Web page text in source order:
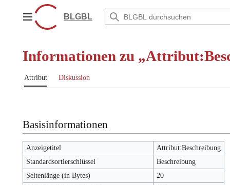
springenHauptmenüBLGBL
Informationen zu
Attribut Diskussion
Basisinformationen
Anzeigetitel
Attribut:Beschreibung
Standardsortierschlüssel
Beschreibung
Seitenlänge (in Bytes)
20